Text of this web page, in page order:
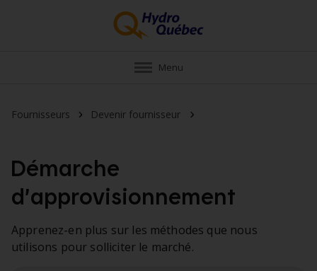
Menu
Fournisseurs Devenir fournisseur
Démarche
d’approvisionnement
Apprenez-en plus sur les méthodes que nous
utilisons pour solliciter le marché.